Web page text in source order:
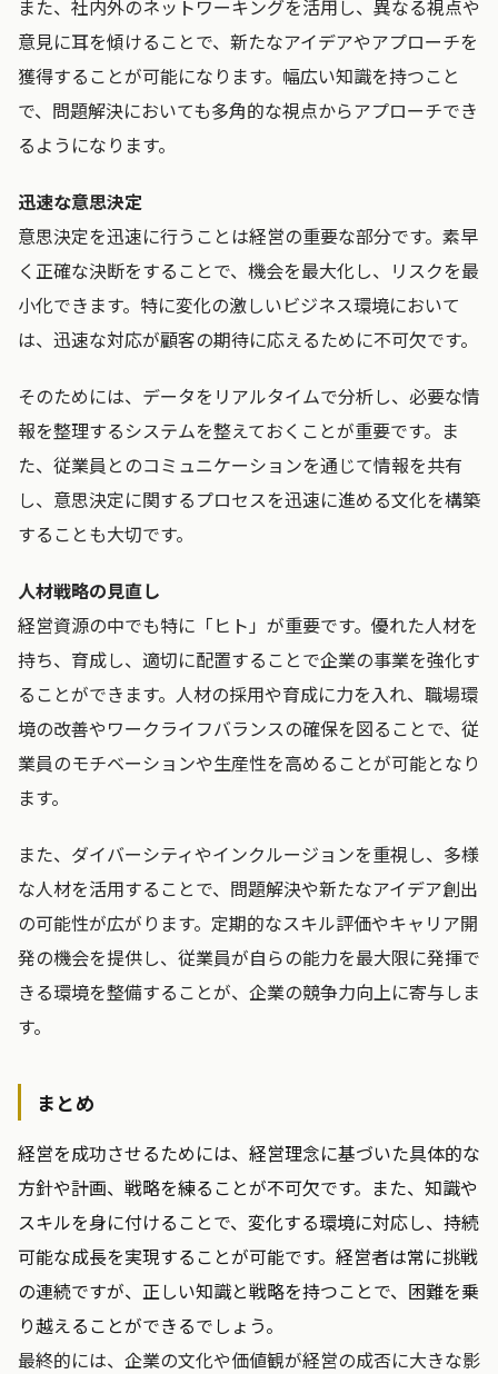
また、社内外のネットワーキングを活用し、異なる視点や
意見に耳を傾けることで、新たなアイデアやアプローチを
獲得することが可能になります。幅広い知識を持つこと
で、問題解決においても多角的な視点からアプローチでき
るようになります。
迅速な意思決定
意思決定を迅速に行うことは経営の重要な部分です。素早
く正確な決断をすることで、機会を最大化し、リスクを最
小化できます。特に変化の激しいビジネス環境において
は、迅速な対応が顧客の期待に応えるために不可欠です。
そのためには、データをリアルタイムで分析し、必要な情
報を整理するシステムを整えておくことが重要です。ま
た、従業員とのコミュニケーションを通じて情報を共有
し、意思決定に関するプロセスを迅速に進める文化を構築
することも大切です。
人材戦略の見直し
経営資源の中でも特に「ヒト」が重要です。優れた人材を
持ち、育成し、適切に配置することで企業の事業を強化す
ることができます。人材の採用や育成に力を入れ、職場環
境の改善やワークライフバランスの確保を図ることで、従
業員のモチベーションや生産性を高めることが可能となり
ます。
また、ダイバーシティやインクルージョンを重視し、多様
な人材を活用することで、問題解決や新たなアイデア創出
の可能性が広がります。定期的なスキル評価やキャリア開
発の機会を提供し、従業員が自らの能力を最大限に発揮で
きる環境を整備することが、企業の競争力向上に寄与しま
す。
まとめ
経営を成功させるためには、経営理念に基づいた具体的な
方針や計画、戦略を練ることが不可欠です。また、知識や
スキルを身に付けることで、変化する環境に対応し、持続
可能な成長を実現することが可能です。経営者は常に挑戦
の連続ですが、正しい知識と戦略を持つことで、困難を乗
り越えることができるでしょう。
最終的には、企業の文化や価値観が経営の成否に大きな影